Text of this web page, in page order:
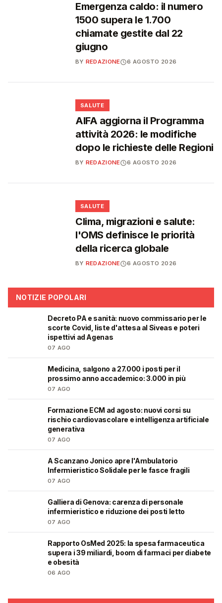
Emergenza caldo: il numero
1500 supera le 1.700
chiamate gestite dal 22
giugno
BY REDAZIONE 6 AGOSTO 2026
SALUTE
AIFA aggiorna il Programma
attività 2026: le modifiche
dopo le richieste delle Regioni
BY REDAZIONE 6 AGOSTO 2026
SALUTE
Clima, migrazioni e salute:
l'OMS definisce le priorità
della ricerca globale
BY REDAZIONE 6 AGOSTO 2026
NOTIZIE POPOLARI
Decreto PA e sanità: nuovo commissario per le
scorte Covid, liste d'attesa al Siveas e poteri
ispettivi ad Agenas
07 AGO
Medicina, salgono a 27.000 i posti per il
prossimo anno accademico: 3.000 in più
07 AGO
Formazione ECM ad agosto: nuovi corsi su
rischio cardiovascolare e intelligenza artificiale
generativa
07 AGO
A Scanzano Jonico apre l'Ambulatorio
Infermieristico Solidale per le fasce fragili
07 AGO
Galliera di Genova: carenza di personale
infermieristico e riduzione dei posti letto
07 AGO
Rapporto OsMed 2025: la spesa farmaceutica
supera i 39 miliardi, boom di farmaci per diabete
e obesità
06 AGO